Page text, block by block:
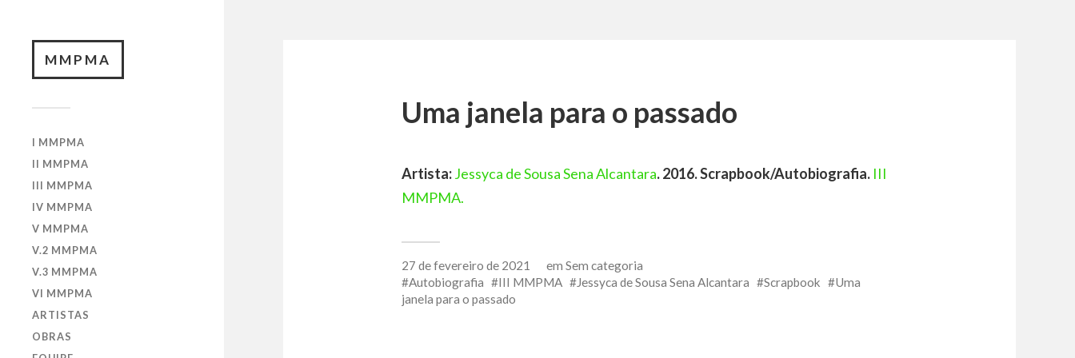
MMPMA
I MMPMA
II MMPMA
III MMPMA
IV MMPMA
V MMPMA
V.2 MMPMA
V.3 MMPMA
VI MMPMA
ARTISTAS
OBRAS
Uma janela para o passado
Artista:Jessyca de Sousa Sena Alcantara. 2016. Scrapbook/Autobiografia. III
MMPMA.
27 de fevereiro de 2021 em Sem categoria
Autobiografia
III MMPMA Jessyca de Sousa Sena Alcantara Scrapbook
Uma
janela para o passado